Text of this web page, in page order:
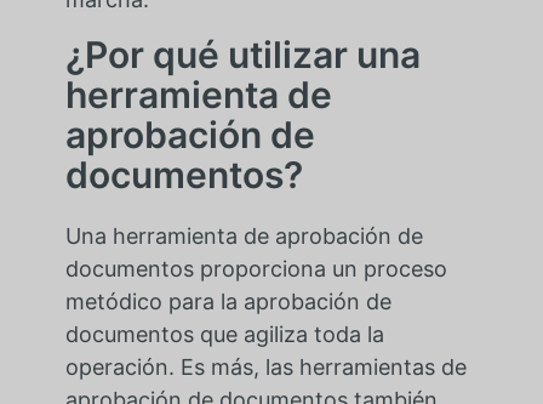
¿Por qué utilizar una
herramienta de
aprobación de
documentos?
Una herramienta de aprobación de
documentos proporciona un proceso
metódico para la aprobación de
documentos que agiliza toda la
operación. Es más, las herramientas de